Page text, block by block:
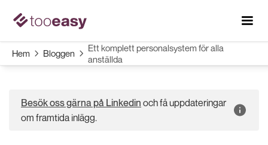
Hem  Bloggen 
Ett komplett personalsystem för alla
anställda
Besök oss gärna på Linkedin och få uppdateringar
om framtida inlägg.